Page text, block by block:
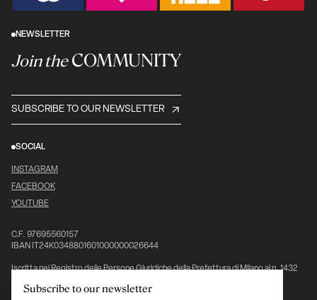
NEWSLETTER
Join theCOMMUNITY
SUBSCRIBE TO OUR NEWSLETTER
SOCIAL
INSTAGRAM
FACEBOOK
YOUTUBE
C.F. 97695560157
IBAN IT24K0348801601000000026644
Iscritta nel Registro delle Persone Giuridiche della Prefettura di Milano al n. 1432
Ente del Terzo Settore (ETS), iscritta al Registro Unico Nazionale del Terzo
Subscribe to our newsletter